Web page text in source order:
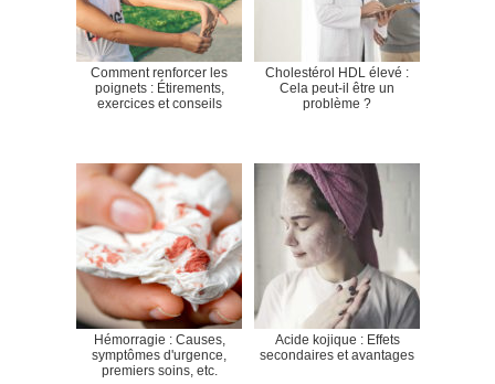
Comment renforcer les
poignets : Étirements,
exercices et conseils
Cholestérol HDL élevé :
Cela peut-il être un
problème ?
Hémorragie : Causes,
symptômes d'urgence,
premiers soins, etc.
Acide kojique : Effets
secondaires et avantages